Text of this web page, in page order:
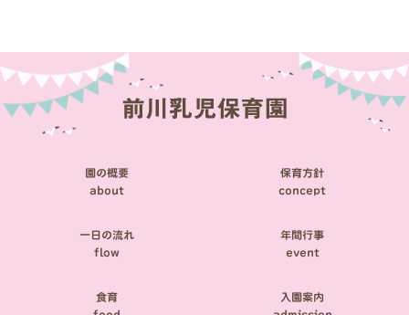
園の概要
about
保育方針
concept
一日の流れ
flow
年間行事
event
食育
入園案内